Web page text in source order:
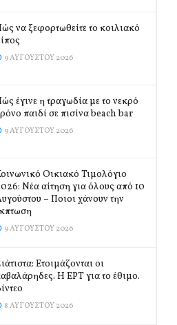
να ξεφορτωθείτε το κοιλιακό
9 ΑΥΓΟΎΣΤΟΥ 2026
έγινε η τραγωδία με το νεκρό
παιδί σε πισίνα beach bar
9 ΑΥΓΟΎΣΤΟΥ 2026
Οικιακό Τιμολόγιο
Νέα αίτηση για όλους από 10
– Ποιοι χάνουν την
9 ΑΥΓΟΎΣΤΟΥ 2026
Ετοιμάζονται οι
Η ΕΡΤ για το έθιμο.
8 ΑΥΓΟΎΣΤΟΥ 2026